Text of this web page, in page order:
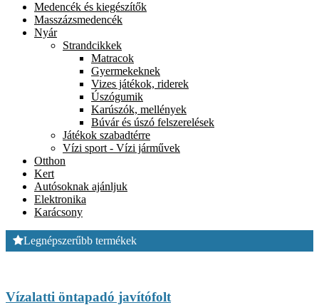
Medencék és kiegészítők
Masszázsmedencék
Nyár
Strandcikkek
Matracok
Gyermekeknek
Vizes játékok, riderek
Úszógumik
Karúszók, mellények
Búvár és úszó felszerelések
Játékok szabadtérre
Vízi sport - Vízi járművek
Otthon
Kert
Autósoknak ajánljuk
Elektronika
Karácsony
Legnépszerűbb termékek
Vízalatti öntapadó javítófolt